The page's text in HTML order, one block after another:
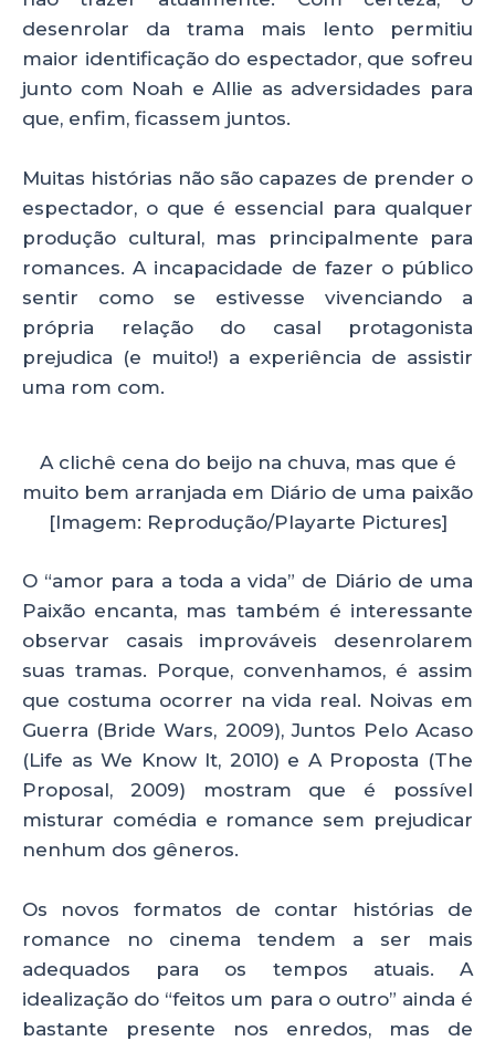
desenrolar da trama mais lento permitiu
maior identificação do espectador, que sofreu
junto com Noah e Allie as adversidades para
que, enfim, ficassem juntos.
Muitas histórias não são capazes de prender o
espectador, o que é essencial para qualquer
produção cultural, mas principalmente para
romances. A incapacidade de fazer o público
sentir como se estivesse vivenciando a
própria relação do casal protagonista
prejudica (e muito!) a experiência de assistir
uma rom com.
A clichê cena do beijo na chuva, mas que é
muito bem arranjada em Diário de uma paixão
[Imagem: Reprodução/Playarte Pictures]
O “amor para a toda a vida” de Diário de uma
Paixão encanta, mas também é interessante
observar casais improváveis desenrolarem
suas tramas. Porque, convenhamos, é assim
que costuma ocorrer na vida real. Noivas em
Guerra (Bride Wars, 2009), Juntos Pelo Acaso
(Life as We Know It, 2010) e A Proposta (The
Proposal, 2009) mostram que é possível
misturar comédia e romance sem prejudicar
nenhum dos gêneros.
Os novos formatos de contar histórias de
romance no cinema tendem a ser mais
adequados para os tempos atuais. A
idealização do “feitos um para o outro” ainda é
bastante presente nos enredos, mas de